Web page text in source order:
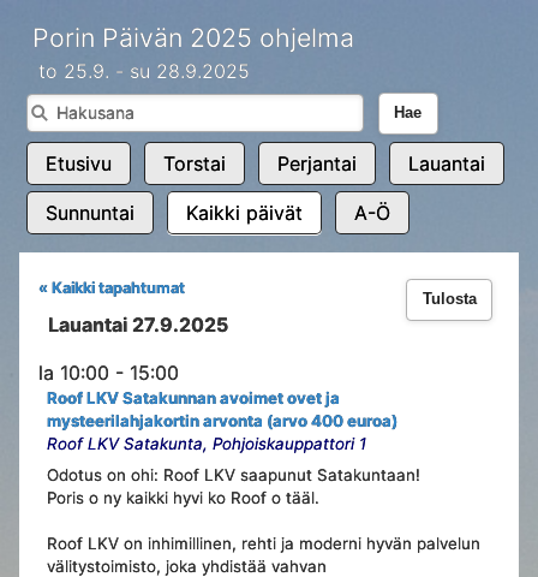
Porin Päivän 2025 ohjelma
to 25.9. - su 28.9.2025
Hae
Etusivu Torstai Perjantai Lauantai
Sunnuntai Kaikki päivät A-Ö
Tulosta
« Kaikki tapahtumat
Lauantai 27.9.2025
la 10:00 - 15:00
Roof LKV Satakunnan avoimet ovet ja
mysteerilahjakortin arvonta (arvo 400 euroa)
Roof LKV Satakunta, Pohjoiskauppattori 1
Odotus on ohi: Roof LKV saapunut Satakuntaan!
Poris o ny kaikki hyvi ko Roof o tääl.
Roof LKV on inhimillinen, rehti ja moderni hyvän palvelun
välitystoimisto, joka yhdistää vahvan